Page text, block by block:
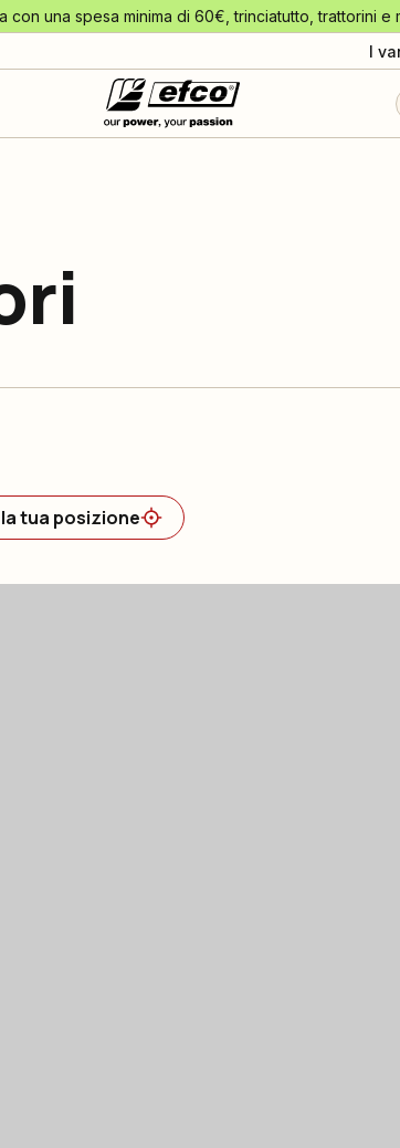
con una spesa minima di 60€, trinciatutto, trattorini e
I
la tua posizione